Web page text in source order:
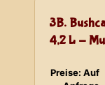
3B.
4,2 L -
Preise: Auf